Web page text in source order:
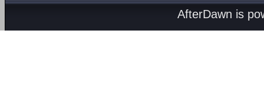
AfterDawn is